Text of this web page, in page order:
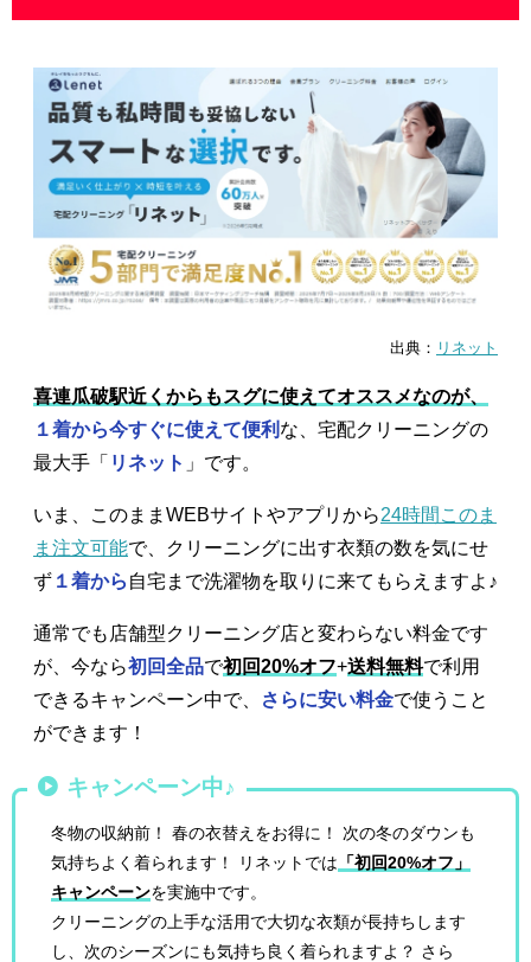
出典： リネット
喜連瓜破駅近くからもスグに使えてオススメなのが、
１着から今すぐに使えて便利 な、宅配クリーニングの
最大手「 リネット 」です。
いま、このままWEBサイトやアプリから24時間このま
ま注文可能で、クリーニングに出す衣類の数を気にせ
ず １着から 自宅まで洗濯物を取りに来てもらえますよ♪
通常でも店舗型クリーニング店と変わらない料金です
が、今なら初回全品で初回20%オフ+送料無料で利用
できるキャンペーン中で、
さらに安い料金で使うこと
ができます！
キャンペーン中♪
冬物の収納前！ 春の衣替えをお得に！ 次の冬のダウンも
気持ちよく着られます！ リネットでは 「初回20%オフ」
キャンペーンを実施中です。
クリーニングの上手な活用で大切な衣類が長持ちします
し、次のシーズンにも気持ち良く着られますよ？ さら